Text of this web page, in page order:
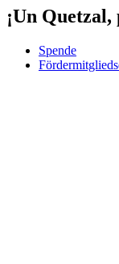
¡Un
Spende